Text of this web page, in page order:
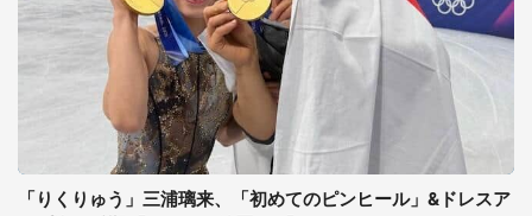
「りくりゅう」三浦璃来、「初めてのピンヒール」&ドレスア